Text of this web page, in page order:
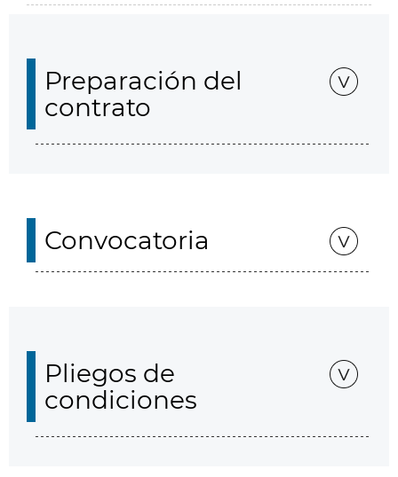
Preparación del
contrato
Convocatoria
Pliegos de
condiciones